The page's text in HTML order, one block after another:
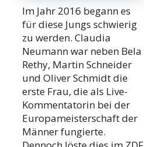
Im Jahr 2016 begann es
für diese Jungs schwierig
zu werden. Claudia
Neumann war neben Bela
Rethy, Martin Schneider
und Oliver Schmidt die
erste Frau, die als Live-
Kommentatorin bei der
Europameisterschaft der
Männer fungierte.